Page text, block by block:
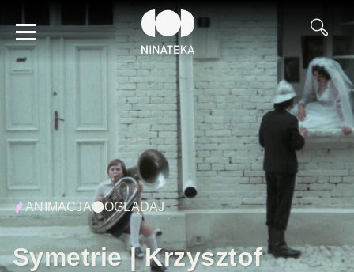
ANIMACJA OGLĄDAJ
Symetrie | Krzysztof